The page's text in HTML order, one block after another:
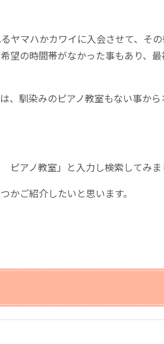
ヤマハかカワイに入会させて、そ
望の時間帯がなかった事もあり、最
、馴染みのピアノ教室もない事から
アノ教室」と入力し検索してみま
かご紹介したいと思います。